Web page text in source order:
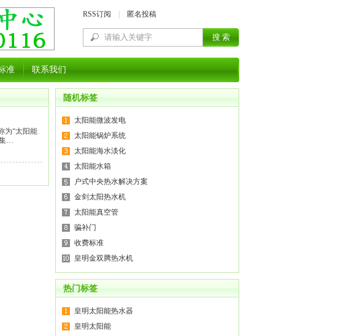
RSS订阅 匿名投稿
准 联系我们
为“太阳能
…
随机标签
太阳能微波发电
太阳能锅炉系统
太阳能海水淡化
太阳能水箱
户式中央热水解决方案
金剑太阳热水机
太阳能真空管
骗补门
收费标准
皇明金双腾热水机
热门标签
皇明太阳能热水器
皇明太阳能